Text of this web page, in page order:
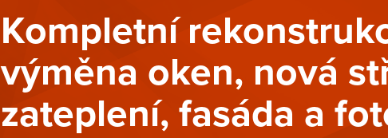
Kompletní
výměna oken, nová
zateplení, fasáda a